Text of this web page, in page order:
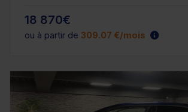
18 870€
ou à partir de 309.07 €/mois